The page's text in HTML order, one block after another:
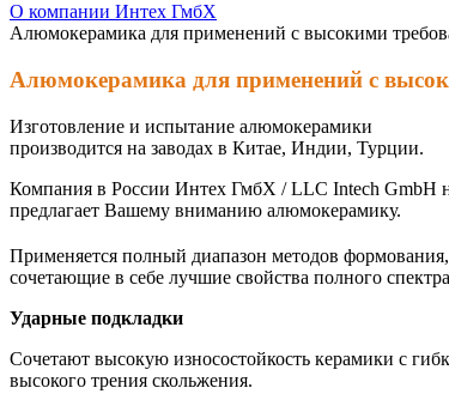
О компании Интех ГмбХ
Алюмокерамика для применений с высокими
Алюмокерамика для применений с
Изготовление и испытание алюмокерамики
производится на заводах в Китае, Индии, Турции.
Компания в России Интех ГмбХ / LLC Intech GmbH
предлагает Вашему вниманию алюмокерамику.
Применяется полный диапазон методов
сочетающие в себе лучшие свойства полного
Ударные подкладки
Сочетают высокую износостойкость керамики с
высокого трения скольжения.